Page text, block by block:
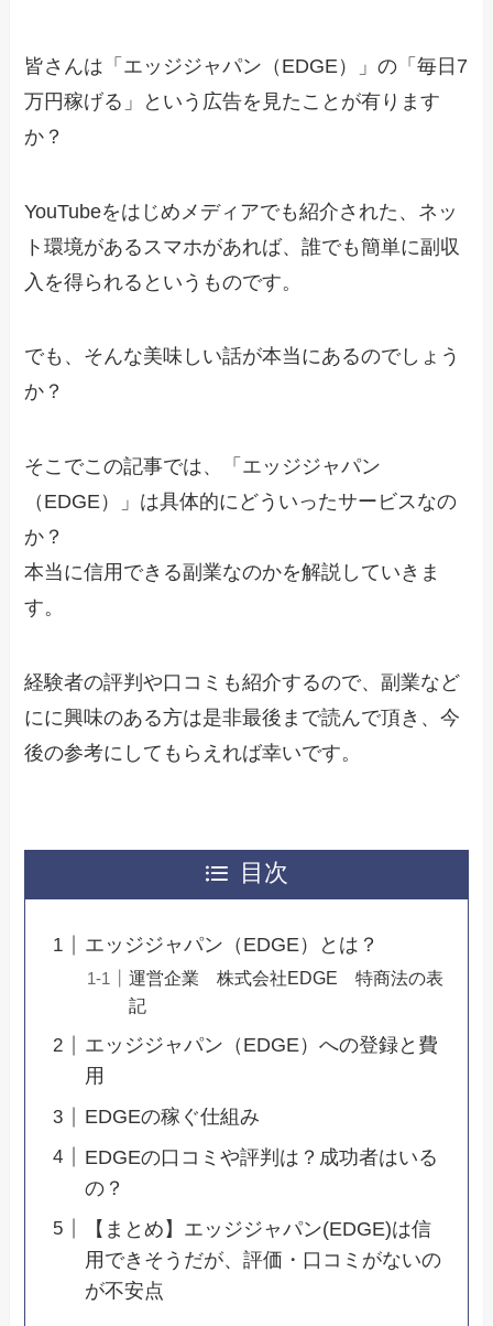
皆さんは「エッジジャパン（EDGE）」の「毎日7
万円稼げる」という広告を見たことが有ります
か？
YouTubeをはじめメディアでも紹介された、ネッ
ト環境があるスマホがあれば、誰でも簡単に副収
入を得られるというものです。
でも、そんな美味しい話が本当にあるのでしょう
か？
そこでこの記事では、「エッジジャパン
（EDGE）」は具体的にどういったサービスなの
か？
本当に信用できる副業なのかを解説していきま
す。
経験者の評判や口コミも紹介するので、副業など
にに興味のある方は是非最後まで読んで頂き、今
後の参考にしてもらえれば幸いです。
目次
エッジジャパン（EDGE）とは？
運営企業 株式会社EDGE 特商法の表
記
エッジジャパン（EDGE）への登録と費
用
EDGEの稼ぐ仕組み
EDGEの口コミや評判は？成功者はいる
の？
【まとめ】エッジジャパン(EDGE)は信
用できそうだが、評価・口コミがないの
が不安点